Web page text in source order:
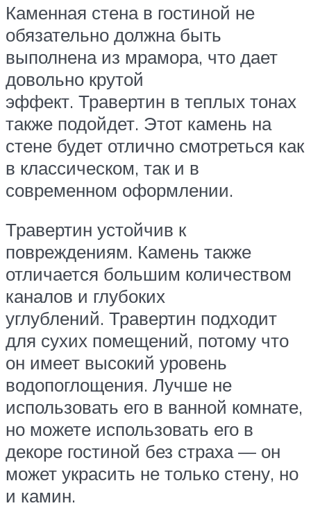
Каменная стена в гостиной не
обязательно должна быть
выполнена из мрамора, что дает
довольно крутой
эффект. Травертин в теплых тонах
также подойдет. Этот камень на
стене будет отлично смотреться как
в классическом, так и в
современном оформлении.
Травертин устойчив к
повреждениям. Камень также
отличается большим количеством
каналов и глубоких
углублений. Травертин подходит
для сухих помещений, потому что
он имеет высокий уровень
водопоглощения. Лучше не
использовать его в ванной комнате,
но можете использовать его в
декоре гостиной без страха — он
может украсить не только стену, но
и камин.